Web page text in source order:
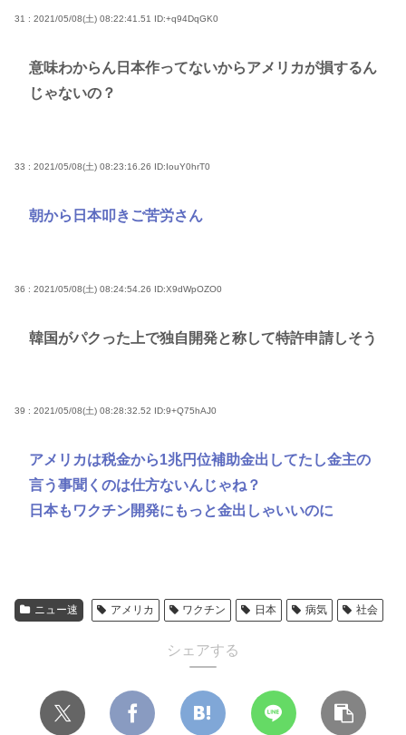
31 : 2021/05/08(土) 08:22:41.51 ID:+q94DqGK0
意味わからん日本作ってないからアメリカが損するん
じゃないの？
33 : 2021/05/08(土) 08:23:16.26 ID:IouY0hrT0
朝から日本叩きご苦労さん
36 : 2021/05/08(土) 08:24:54.26 ID:X9dWpOZO0
韓国がパクった上で独自開発と称して特許申請しそう
39 : 2021/05/08(土) 08:28:32.52 ID:9+Q75hAJ0
アメリカは税金から1兆円位補助金出してたし金主の
言う事聞くのは仕方ないんじゃね？
日本もワクチン開発にもっと金出しゃいいのに
ニュー速 アメリカ ワクチン 日本 病気 社会
シェアする